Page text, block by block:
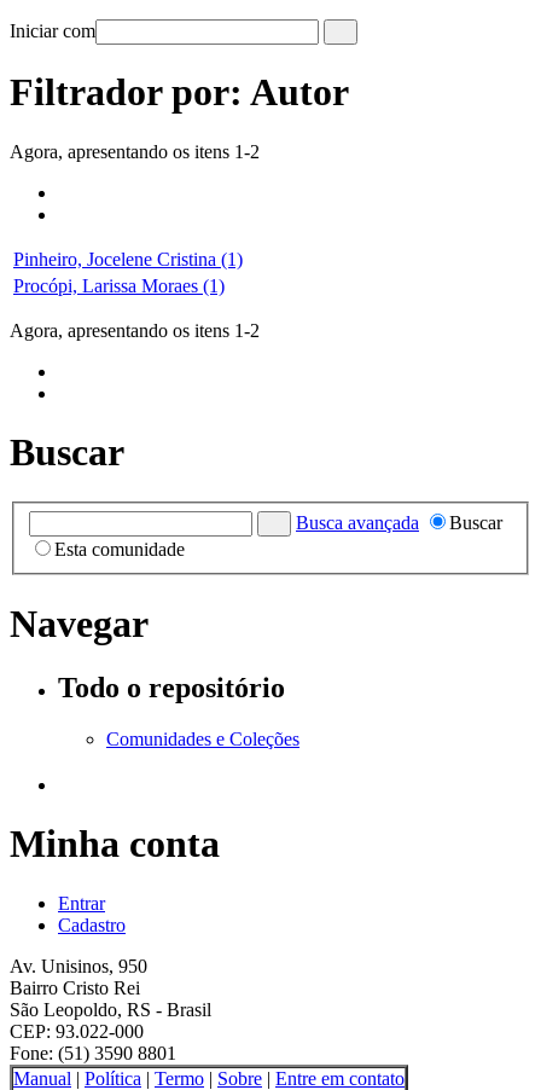
Iniciar com
Filtrador por: Autor
Agora, apresentando os itens 1-2
Pinheiro, Jocelene Cristina (1)
Procópi, Larissa Moraes (1)
Agora, apresentando os itens 1-2
Buscar
Busca avançada
Buscar
Esta comunidade
Navegar
Todo o repositório
Comunidades e Coleções
Minha conta
Entrar
Cadastro
Av. Unisinos, 950
Bairro Cristo Rei
São Leopoldo, RS - Brasil
CEP: 93.022-000
Fone: (51) 3590 8801
Manual | Política | Termo | Sobre | Entre em contato